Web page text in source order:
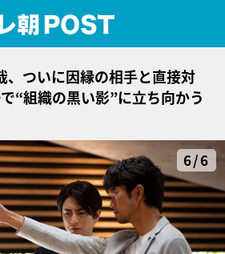
、ついに因縁の相手と直接対
“組織の黒い影”に立ち向かう
6/6